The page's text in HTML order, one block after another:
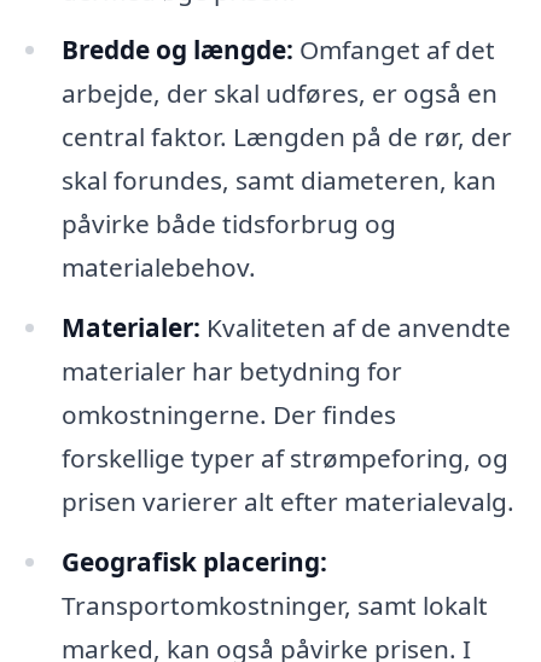
Bredde og længde: Omfanget af det
arbejde, der skal udføres, er også en
central faktor. Længden på de rør, der
skal forundes, samt diameteren, kan
påvirke både tidsforbrug og
materialebehov.
Materialer: Kvaliteten af de anvendte
materialer har betydning for
omkostningerne. Der findes
forskellige typer af strømpeforing, og
prisen varierer alt efter materialevalg.
Geografisk placering:
Transportomkostninger, samt lokalt
marked, kan også påvirke prisen. I